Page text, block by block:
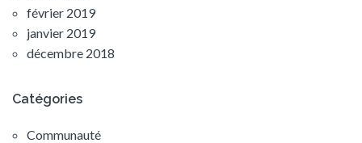
février 2019
janvier 2019
décembre 2018
Catégories
Communauté